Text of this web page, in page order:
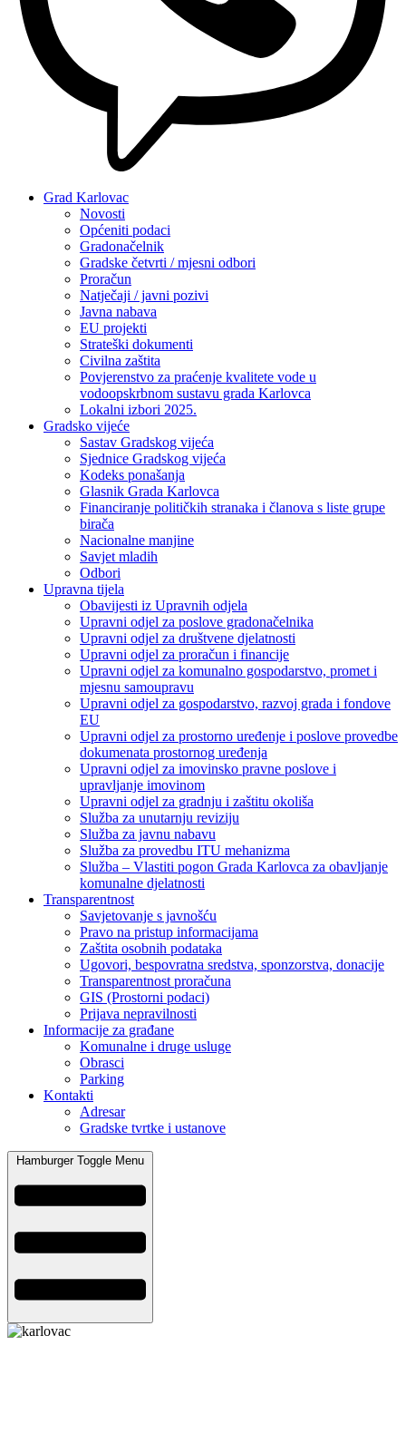
Grad Karlovac
Novosti
Općeniti podaci
Gradonačelnik
Gradske četvrti / mjesni odbori
Proračun
Natječaji / javni pozivi
Javna nabava
EU projekti
Strateški dokumenti
Civilna zaštita
Povjerenstvo za praćenje kvalitete vode u
vodoopskrbnom sustavu grada Karlovca
Lokalni izbori 2025.
Gradsko vijeće
Sastav Gradskog vijeća
Sjednice Gradskog vijeća
Kodeks ponašanja
Glasnik Grada Karlovca
Financiranje političkih stranaka i članova s liste grupe
birača
Nacionalne manjine
Savjet mladih
Odbori
Upravna tijela
Obavijesti iz Upravnih odjela
Upravni odjel za poslove gradonačelnika
Upravni odjel za društvene djelatnosti
Upravni odjel za proračun i financije
Upravni odjel za komunalno gospodarstvo, promet i
mjesnu samoupravu
Upravni odjel za gospodarstvo, razvoj grada i fondove
EU
Upravni odjel za prostorno uređenje i poslove provedbe
dokumenata prostornog uređenja
Upravni odjel za imovinsko pravne poslove i
upravljanje imovinom
Upravni odjel za gradnju i zaštitu okoliša
Služba za unutarnju reviziju
Služba za javnu nabavu
Služba za provedbu ITU mehanizma
Služba – Vlastiti pogon Grada Karlovca za obavljanje
komunalne djelatnosti
Transparentnost
Savjetovanje s javnošću
Pravo na pristup informacijama
Zaštita osobnih podataka
Ugovori, bespovratna sredstva, sponzorstva, donacije
Transparentnost proračuna
GIS (Prostorni podaci)
Prijava nepravilnosti
Informacije za građane
Komunalne i druge usluge
Obrasci
Parking
Kontakti
Adresar
Gradske tvrtke i ustanove
Hamburger Toggle Menu